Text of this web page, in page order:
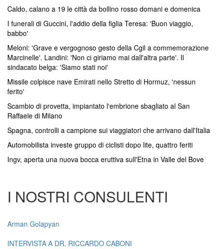
Caldo, calano a 19 le città da bollino rosso domani e domenica
I funerali di Guccini, l'addio della figlia Teresa: 'Buon viaggio,
babbo'
Meloni: 'Grave e vergognoso gesto della Cgil a commemorazione
Marcinelle'. Landini: 'Non ci giriamo mai dall'altra parte'. Il
sindacato belga: 'Siamo stati noi'
Missile colpisce nave Emirati nello Stretto di Hormuz, 'nessun
ferito'
Scambio di provetta, impiantato l'embrione sbagliato al San
Raffaele di Milano
Spagna, controlli a campione sui viaggiatori che arrivano dall'Italia
Automobilista investe gruppo di ciclisti dopo lite, quattro feriti
Ingv, aperta una nuova bocca eruttiva sull'Etna in Valle del Bove
I NOSTRI CONSULENTI
Arman Golapyan
INTERVISTA A DR. RICCARDO CABONI